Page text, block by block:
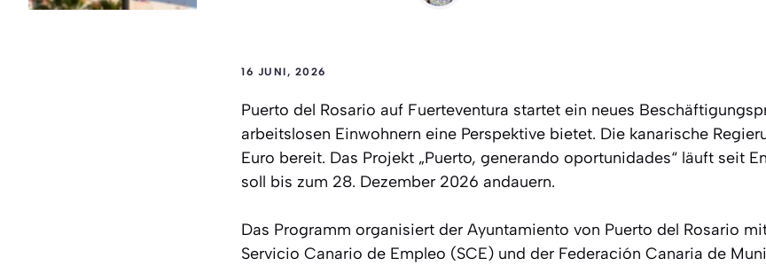
16 JUNI, 2026
Puerto del Rosario auf Fuerteventura startet ein neues
arbeitslosen Einwohnern eine Perspektive bietet. Die kanarische
Euro bereit. Das Projekt „Puerto, generando oportunidades“ läuft seit
soll bis zum 28. Dezember 2026 andauern.
Das Programm organisiert der Ayuntamiento von Puerto del Rosario
Servicio Canario de Empleo (SCE) und der Federación Canaria de